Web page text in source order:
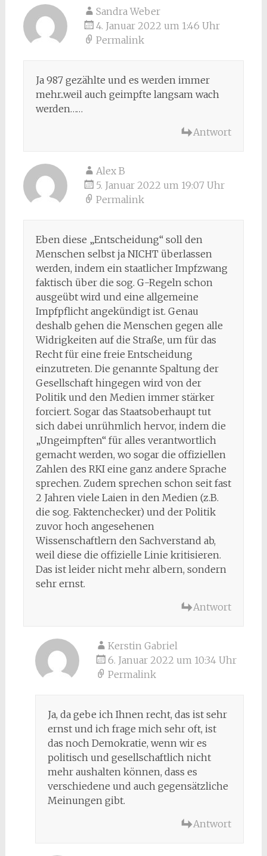
Sandra Weber
4. Januar 2022 um 1:46 Uhr
Permalink
Ja 987 gezählte und es werden immer
mehr..weil auch geimpfte langsam wach
werden……
Antwort
Alex B
5. Januar 2022 um 19:07 Uhr
Permalink
Eben diese „Entscheidung“ soll den
Menschen selbst ja NICHT überlassen
werden, indem ein staatlicher Impfzwang
faktisch über die sog. G-Regeln schon
ausgeübt wird und eine allgemeine
Impfpflicht angekündigt ist. Genau
deshalb gehen die Menschen gegen alle
Widrigkeiten auf die Straße, um für das
Recht für eine freie Entscheidung
einzutreten. Die genannte Spaltung der
Gesellschaft hingegen wird von der
Politik und den Medien immer stärker
forciert. Sogar das Staatsoberhaupt tut
sich dabei unrühmlich hervor, indem die
„Ungeimpften“ für alles verantwortlich
gemacht werden, wo sogar die offiziellen
Zahlen des RKI eine ganz andere Sprache
sprechen. Zudem sprechen schon seit fast
2 Jahren viele Laien in den Medien (z.B.
die sog. Faktenchecker) und der Politik
zuvor hoch angesehenen
Wissenschaftlern den Sachverstand ab,
weil diese die offizielle Linie kritisieren.
Das ist leider nicht mehr albern, sondern
sehr ernst.
Antwort
Kerstin Gabriel
6. Januar 2022 um 10:34 Uhr
Permalink
Ja, da gebe ich Ihnen recht, das ist sehr
ernst und ich frage mich sehr oft, ist
das noch Demokratie, wenn wir es
politisch und gesellschaftlich nicht
mehr aushalten können, dass es
verschiedene und auch gegensätzliche
Meinungen gibt.
Antwort